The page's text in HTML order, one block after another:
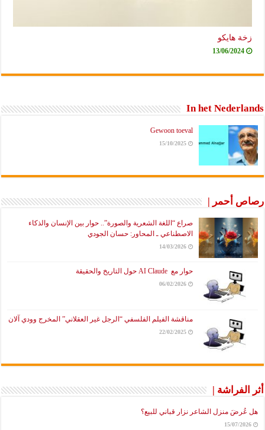
زخة هايكو
13/06/2024
In het Nederlands
Gewoon toeval
15/10/2025
رصاص أحمر |
صراع “اللغة الشعرية والصورة”.. حوار بين الإنسان والذكاء
الاصطناعي ـ المحاور: حسان الجودي
14/03/2026
حوار مع AI Claude حول التاريخ والحقيقة
06/02/2026
مناقشة الفيلم الفلسفي “الرجل غير العقلاني” المخرج وودي آلان
22/02/2025
أثر الفراشة |
هل عُرضَ منزل الشاعر نزار قباني للبيع؟
15/07/2026